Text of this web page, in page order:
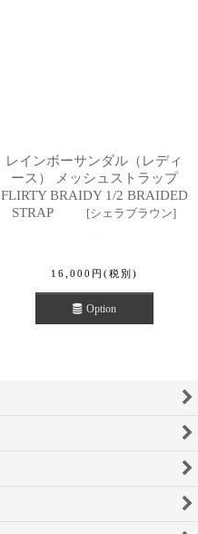
レインボーサンダル（レディ
ース） メッシュストラップ
FLIRTY BRAIDY 1/2 BRAIDED
STRAP
[シェラブラウン]
16,000 円 (税別)
Option